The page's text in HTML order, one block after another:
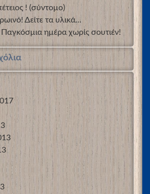
! (σύντομο)
Δείτε τα υλικά…
ημέρα χωρίς σουτιέν!